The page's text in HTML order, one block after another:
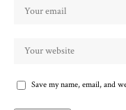
Save my name, email, and